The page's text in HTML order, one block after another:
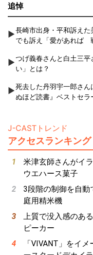
追悼
長崎市出身・平和訴え
でも訴え「愛があれば
つげ義春さんと白土三
い」とは？
死去した丹羽宇一郎さ
ぬほど読書』ベストセラ
J-CASTトレンド
アクセスランキング
米津玄師さんがイ
ウエハース菓子
3段階の制御を自
庭用精米機
上質で没入感のあ
ピーカー
「VIVANT」をイ